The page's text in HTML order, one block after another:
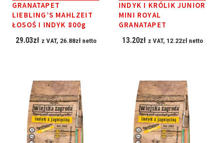
GRANATAPET
LIEBLING’S MAHLZEIT
ŁOSOŚ I INDYK 800g
29.03zł z VAT, 26.88złnetto
INDYK I KRÓLIK JUNIOR
MINI ROYAL
GRANATAPET
13.20zł z VAT, 12.22złnetto